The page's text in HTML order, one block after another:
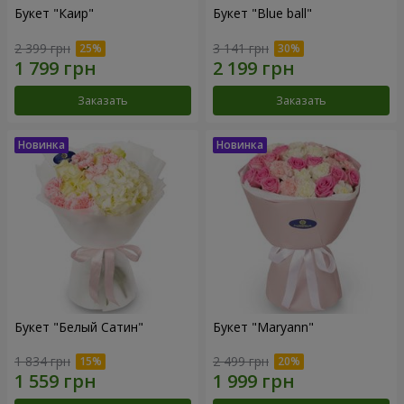
Букет "Каир"
2 399 грн
Заказать
Букет "Blue ball"
3 141 грн
Заказать
Букет "Белый Сатин"
1 834 грн
Букет "Maryann"
2 499 грн